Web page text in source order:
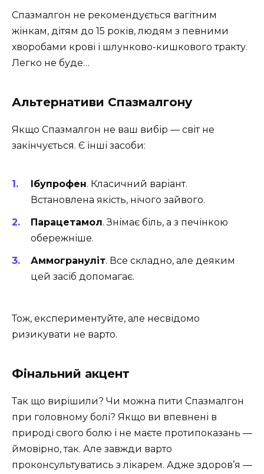
Спазмалгон не рекомендується вагітним
жінкам, дітям до 15 років, людям з певними
хворобами крові і шлунково-кишкового тракту.
Легко не буде…
Альтернативи Спазмалгону
Якщо Спазмалгон не ваш вибір — світ не
закінчується. Є інші засоби:
Ібупрофен. Класичний варіант.
Встановлена якість, нічого зайвого.
Парацетамол. Знімає біль, а з печінкою
обережніше.
Аммогрануліт. Все складно, але деяким
цей засіб допомагає.
Тож, експериментуйте, але несвідомо
ризикувати не варто.
Фінальний акцент
Так що вирішили? Чи можна пити Спазмалгон
при головному болі? Якщо ви впевнені в
природі свого болю і не маєте протипоказань —
ймовірно, так. Але завжди варто
проконсультуватись з лікарем. Адже здоров’я —